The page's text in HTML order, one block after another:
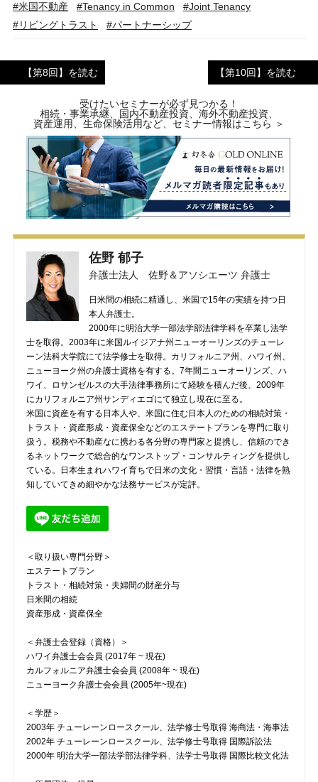
#米国不動産 #Tenancy in Common
#Joint Tenancy
#リビングトラスト
#パートナーシップ
【第8回】を読む 【第10回】を読む
受けたいセミナーが必ず見つかる！
相続・事業承継、国内不動産投資、海外不動産投資、
資産運用、生命保険活用など、セミナー情報はこちら ＞
佐野 郁子
弁護士法人 佐野＆アソシエーツ 弁護士
日米間の相続に精通し、米国で15年の実績を持つ日
本人弁護士。
2000年に明治大学一部法学部法律学科を卒業し法学
士を取得。2003年に米国ルイジアナ州ニューオーリンズのチューレ
ーン法科大学院にて法学修士を取得。カリフォルニア州、ハワイ州、
ニューヨーク州の弁護士資格を有する。7年間ニューオーリンズ、ハ
ワイ、ロサンゼルスの大手法律事務所にて経験を積んだ後、2009年
にカリフォルニア州サンディエゴにて独立し現在に至る。
米国に資産を有する日本人や、米国に住む日本人のための相続対策・
トラスト・資産形成・資産保全などのエステートプランを専門に取り
扱う。税務や不動産なに携わる各分野の専門家と提携し、信頼のでき
るネットワークで総合的なワンストップ・コンサルティングを提供し
ている。日本生まれハワイ育ちで日米の文化・習慣・言語・法律を熟
知していてきめ細やかな法務サービスが定評。
＜取り扱い専門分野＞
エステートプラン
トラスト・相続対策・夫婦間の財産分与
日米間の相続
資産形成・資産保全
＜弁護士会登録（資格）＞
ハワイ弁護士会会員 (2017年 ~ 現在)
カルフォルニア弁護士会会員 (2008年 ~ 現在)
ニューヨーク弁護士会会員 (2005年~現在)
＜学歴＞
2003年 チューレーンロースクール、法学修士号取得 海商法・海事法
2002年 チューレーンロースクール、法学修士号取得 国際訴訟法
2000年 明治大学一部法学部法律学科、法学士号取得 国際比較文化法